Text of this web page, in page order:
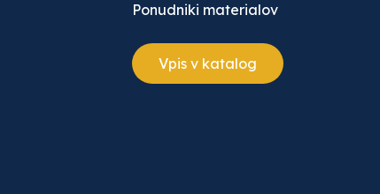
Ponudniki materialov
Vpis v katalog